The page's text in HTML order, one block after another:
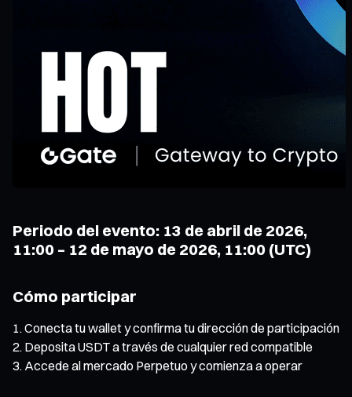
Periodo del evento: 13 de abril de 2026,
11:00 – 12 de mayo de 2026, 11:00 (UTC)
Cómo participar
Conecta tu wallet y confirma tu dirección de participación
Deposita USDT a través de cualquier red compatible
Accede al mercado Perpetuo y comienza a operar